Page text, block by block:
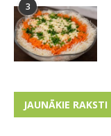
3
JAUNĀKIE RAKSTI